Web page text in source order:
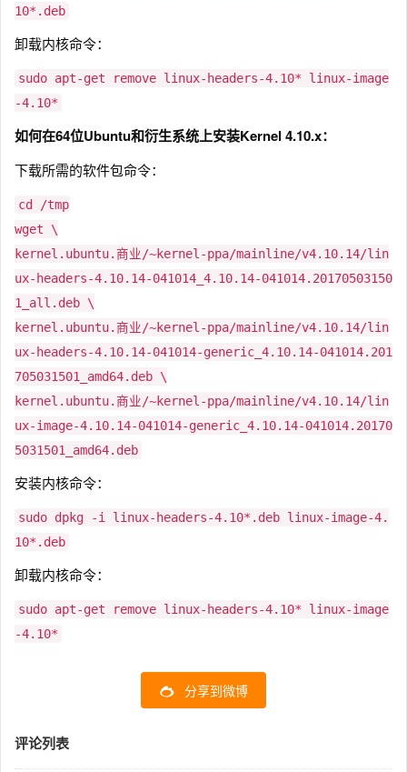
10*.deb
卸载内核命令：
sudo apt-get remove linux-headers-4.10* linux-image
-4.10*
如何在64位Ubuntu和衍生系统上安装Kernel 4.10.x：
下载所需的软件包命令：
cd /tmp
wget \
kernel.ubuntu.商业/~kernel-ppa/mainline/v4.10.14/lin
ux-headers-4.10.14-041014_4.10.14-041014.20170503150
1_all.deb \
kernel.ubuntu.商业/~kernel-ppa/mainline/v4.10.14/lin
ux-headers-4.10.14-041014-generic_4.10.14-041014.201
705031501_amd64.deb \
kernel.ubuntu.商业/~kernel-ppa/mainline/v4.10.14/lin
ux-image-4.10.14-041014-generic_4.10.14-041014.20170
5031501_amd64.deb
安装内核命令：
sudo dpkg -i linux-headers-4.10*.deb linux-image-4.
10*.deb
卸载内核命令：
sudo apt-get remove linux-headers-4.10* linux-image
-4.10*
分享到微博
评论列表